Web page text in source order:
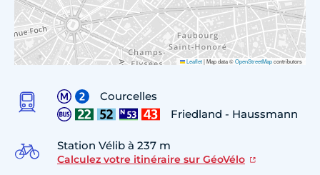
Leaflet|Map data ©OpenStreetMapcontributors
Courcelles
Friedland - Haussmann
Station Vélib à 237 m
Calculez votre itinéraire sur GéoVélo